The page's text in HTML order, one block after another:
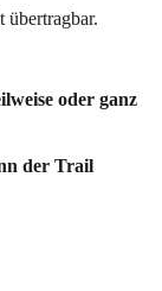
übertragbar.
oder ganz
der Trail